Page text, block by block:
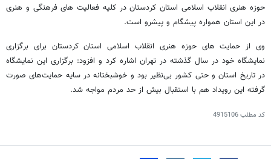
حوزه هنری انقلاب اسلامی استان کردستان در کلیه فعالیت های فرهنگی و هنری
در این استان همواره پیشگام و پیشرو است.
وی از حمایت های حوزه هنری انقلاب اسلامی استان کردستان برای برگزاری
نمایشگاه خود در سال گذشته در تهران اشاره کرد و افزود: برگزاری این نمایشگاه
در تاریخ استان و حتی کشور بی‌نظیر بود و خوشبختانه در سایه حمایت‌های صورت
گرفته این رویداد هم با استقبال بیش از حد مردم مواجه شد.
کد مطلب4915106